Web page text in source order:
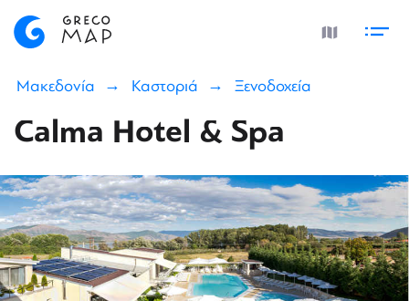
Μακεδονία Καστοριά Ξενοδοχεία
Calma Hotel & Spa